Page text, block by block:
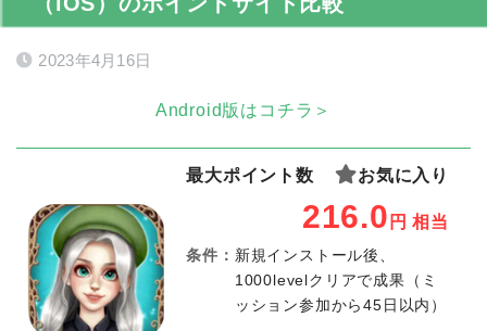
2023年4月16日
Android版はコチラ＞
最大ポイント数 お気に入り
216.0 円 相当
条件： 新規インストール後、
1000levelクリアで成果（ミ
ッション参加から45日以内）